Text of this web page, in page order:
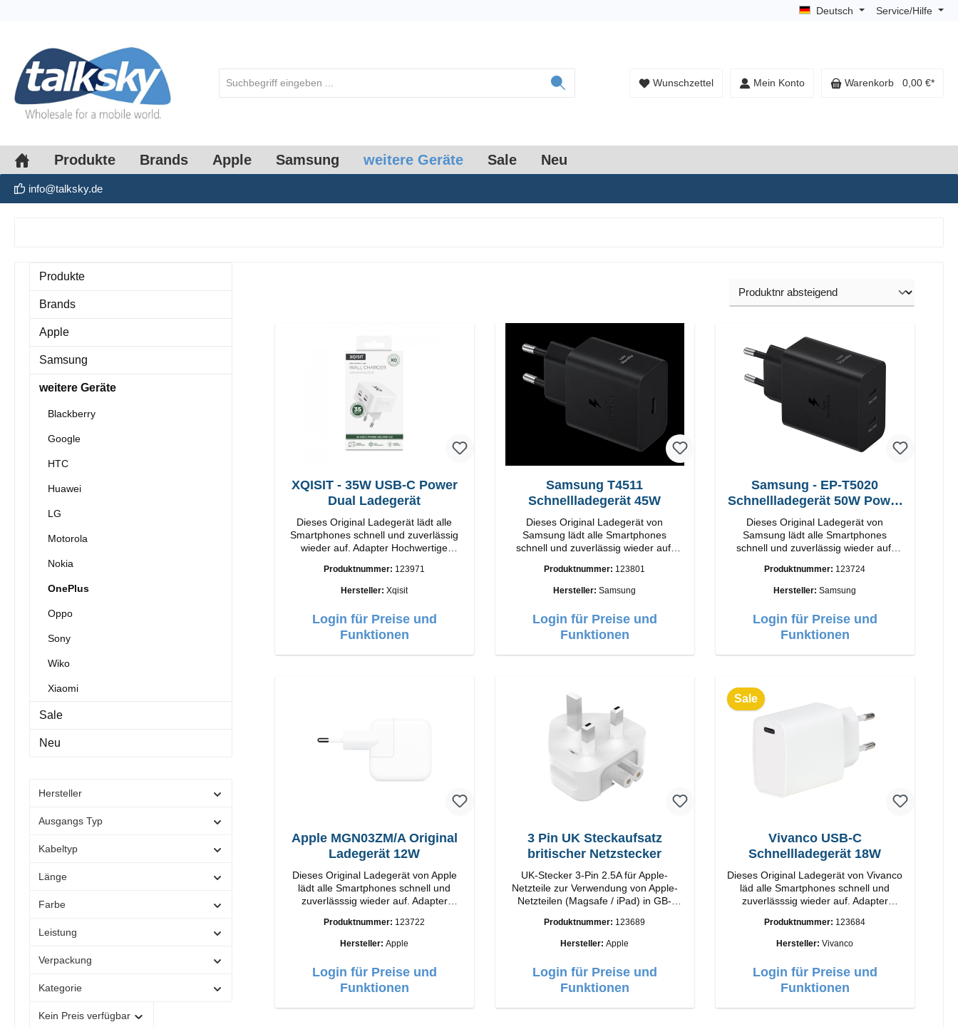
Deutsch Service/Hilfe
Wunschzettel Mein Konto Warenkorb 0,00 €*
Produkte Brands Apple Samsung weitere Geräte Sale Neu
info@talksky.de
Produkte
Brands
Apple
Samsung
weitere Geräte
Blackberry
Google
HTC
Huawei
LG
Motorola
Nokia
OnePlus
Oppo
Sony
Wiko
Xiaomi
Sale
Neu
Hersteller
Ausgangs Typ
Kabeltyp
Länge
Farbe
Leistung
Verpackung
Kategorie
Kein Preis verfügbar
XQISIT - 35W USB-C Power
Dual Ladegerät
Dieses Original Ladegerät lädt alle
Smartphones schnell und zuverlässig
wieder auf. Adapter Hochwertige
USB-C Output: 35W Farbe: Weis
Produktnummer: 123971
Hersteller:Xqisit
Login für Preise und
Funktionen
Samsung T4511
Schnellladegerät 45W
Dieses Original Ladegerät von
Samsung lädt alle Smartphones
schnell und zuverlässig wieder auf.
VerarbeitungAnschlüss: USB-C Output:
USB-C: 45W Farbe: Schwarz
Produktnummer: 123801
Hersteller:Samsung
Login für Preise und
Funktionen
Samsung - EP-T5020
Schnellladegerät 50W Power
Duo
Dieses Original Ladegerät von
Samsung lädt alle Smartphones
schnell und zuverlässig wieder auf.
Hochwertige Verarbeitung Anschlüsse:
USB-C / USB-C Output: 50W Farbe:
USB-C zu USB-C Farbe: Schwarz/li>
Produktnummer: 123724
Hersteller:Samsung
Login für Preise und
Funktionen
Apple MGN03ZM/A Original
Ladegerät 12W
Dieses Original Ladegerät von Apple
lädt alle Smartphones schnell und
zuverlässsig wieder auf. Adapter
Verarbeitung Anschlüsse: USB-A
Output: 12W Farbe: Weiß
Produktnummer: 123722
Hersteller:Apple
Login für Preise und
Funktionen
3 Pin UK Steckaufsatz
britischer Netzstecker
UK-Stecker 3-Pin 2.5A für Apple-
Netzteile zur Verwendung von Apple-
Netzteilen (Magsafe / iPad) in GB-
Produktnummer: 123689
Hersteller:Apple
Login für Preise und
Funktionen
Sale
Vivanco USB-C
Schnellladegerät 18W
Dieses Original Ladegerät von Vivanco
läd alle Smartphones schnell und
zuverlässsig wieder auf. Adapter
Verarbeitung Anschlüsse: USB-C
Output: 18W Farbe: Weiss
Produktnummer: 123684
Hersteller:Vivanco
Login für Preise und
Funktionen